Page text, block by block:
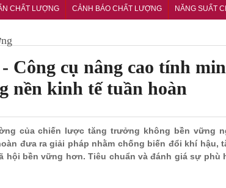
xe cũ nhập khẩu?
CHẤT LƯỢNG CẢNH BÁO CHẤT LƯỢNG NĂNG SUẤT
Công cụ nâng cao tính
nền kinh tế tuần hoàn
của chiến lược tăng trưởng không bền vững
đưa ra giải pháp nhằm chống biến đổi khí hậu,
bền vững hơn. Tiêu chuẩn và đánh giá sự phù